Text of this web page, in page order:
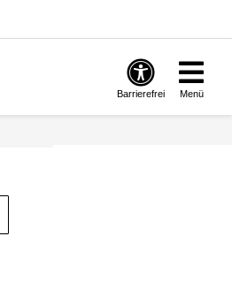
Barrierefrei Menü